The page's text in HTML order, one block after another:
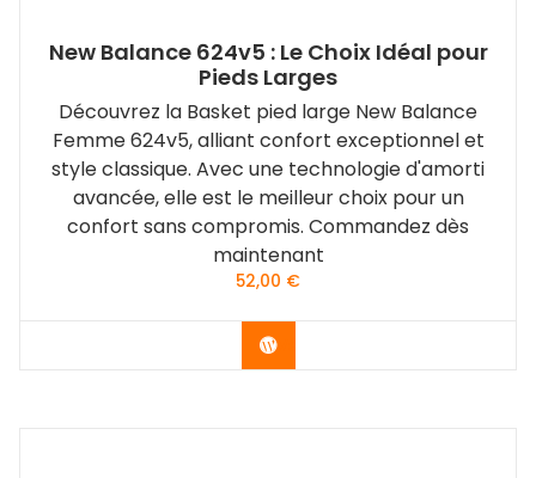
New Balance 624v5 : Le Choix Idéal pour
Pieds Larges
Découvrez la Basket pied large New Balance
Femme 624v5, alliant confort exceptionnel et
style classique. Avec une technologie d'amorti
avancée, elle est le meilleur choix pour un
confort sans compromis. Commandez dès
maintenant
52,00 €
Vérifier le dernier prix